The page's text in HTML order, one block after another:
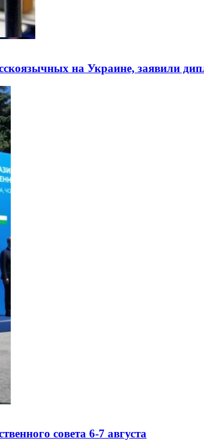
на Украине, заявили
совета 6-7 августа